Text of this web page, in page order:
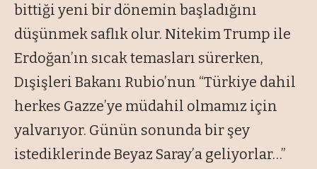
bittiği yeni bir dönemin başladığını
düşünmek saflık olur. Nitekim Trump ile
Erdoğan’ın sıcak temasları sürerken,
Dışişleri Bakanı Rubio’nun “Türkiye dahil
herkes Gazze’ye müdahil olmamız için
yalvarıyor. Günün sonunda bir şey
istediklerinde Beyaz Saray’a geliyorlar…”